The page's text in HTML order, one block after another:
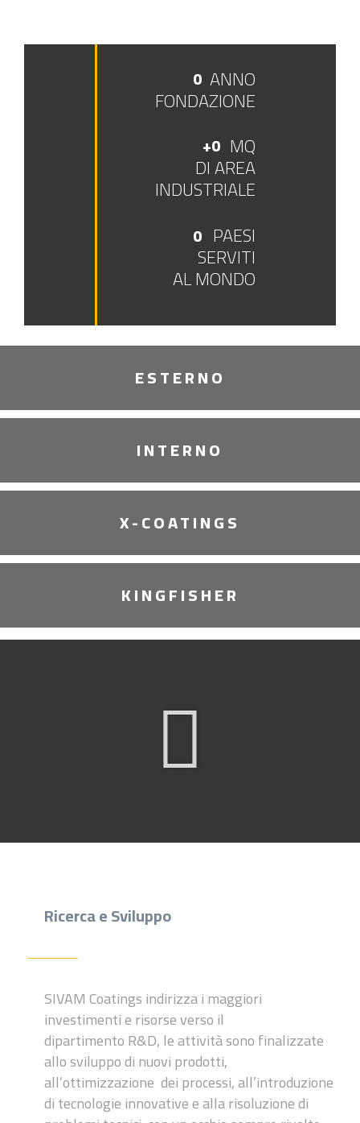
0 ANNO
FONDAZIONE
+0 MQ
DI AREA
INDUSTRIALE
0 PAESI
SERVITI
AL MONDO
ESTERNO
INTERNO
X-COATINGS
KINGFISHER
Ricerca e Sviluppo
SIVAM Coatings indirizza i maggiori
investimenti e risorse verso il
dipartimento R&D, le attivitàsono finalizzate
allo sviluppo di nuoviprodotti,
all’ottimizzazione dei processi,all’introduzione
di tecnologieinnovative e alla risoluzione di